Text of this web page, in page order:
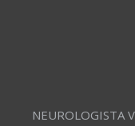
NEUROLOGISTA